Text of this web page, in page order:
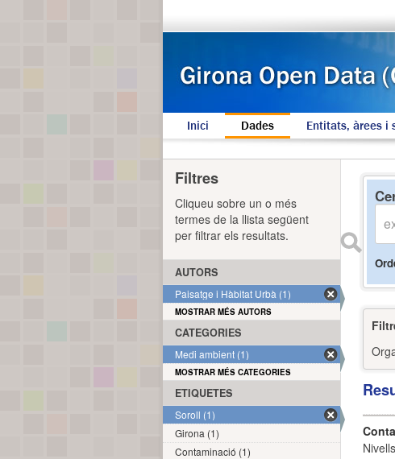
Inici Dades Entitats, àrees i
Filtres
Cliqueu sobre un o més
termes de la llista següent
per filtrar els resultats.
AUTORS
Paisatge i Hàbitat Urbà (1)
MOSTRAR MÉS AUTORS
CATEGORIES
Medi ambient (1)
MOSTRAR MÉS CATEGORIES
ETIQUETES
Soroll (1)
Girona (1)
Contaminació (1)